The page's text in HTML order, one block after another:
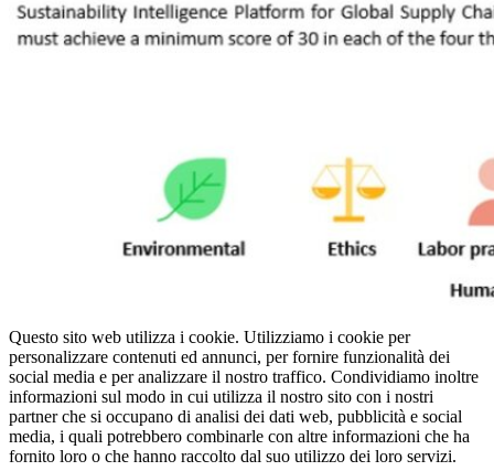
Questo sito web utilizza i cookie. Utilizziamo i cookie per
personalizzare contenuti ed annunci, per fornire funzionalità dei
social media e per analizzare il nostro traffico. Condividiamo inoltre
informazioni sul modo in cui utilizza il nostro sito con i nostri
partner che si occupano di analisi dei dati web, pubblicità e social
media, i quali potrebbero combinarle con altre informazioni che ha
fornito loro o che hanno raccolto dal suo utilizzo dei loro servizi.